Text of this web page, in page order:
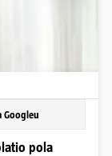
Googleu
pola